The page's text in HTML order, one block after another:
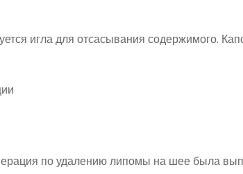
игла для отсасывания содержимого.
по удалению липомы на шее была